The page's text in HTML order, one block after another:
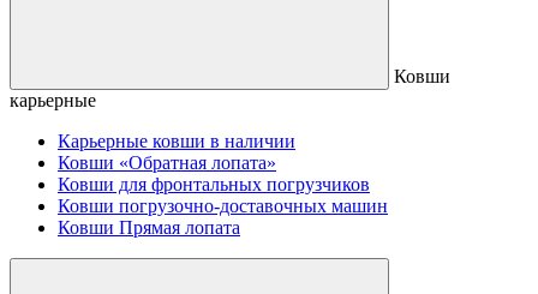
Ковши
карьерные
Карьерные ковши в наличии
Ковши «Обратная лопата»
Ковши для фронтальных погрузчиков
Ковши погрузочно-доставочных машин
Ковши Прямая лопата